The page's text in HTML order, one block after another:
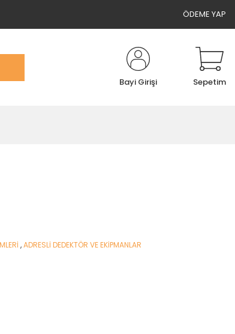
ÖDEME YAP
Bayi Girişi Sepetim
,ADRESLİ DEDEKTÖR VE EKİPMANLAR